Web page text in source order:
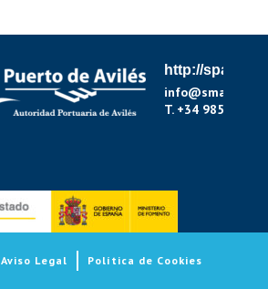
http://
T. +34 985 54 11
Aviso Legal Política de Cookies